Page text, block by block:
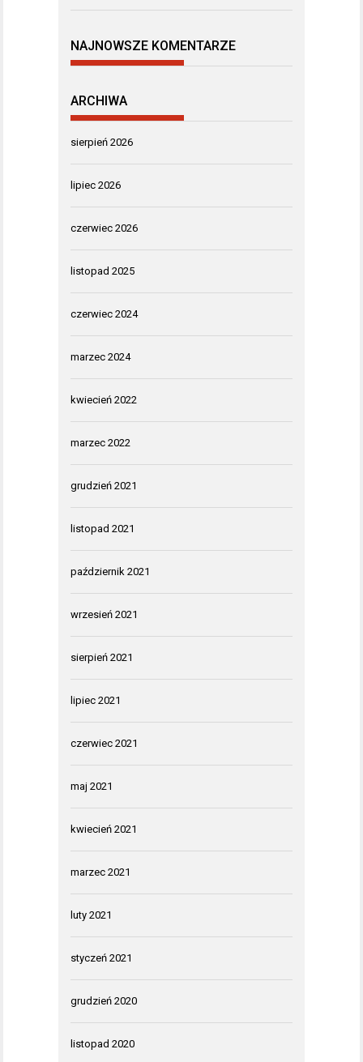
NAJNOWSZE KOMENTARZE
ARCHIWA
sierpień 2026
lipiec 2026
czerwiec 2026
listopad 2025
czerwiec 2024
marzec 2024
kwiecień 2022
marzec 2022
grudzień 2021
listopad 2021
październik 2021
wrzesień 2021
sierpień 2021
lipiec 2021
czerwiec 2021
maj 2021
kwiecień 2021
marzec 2021
luty 2021
styczeń 2021
grudzień 2020
listopad 2020